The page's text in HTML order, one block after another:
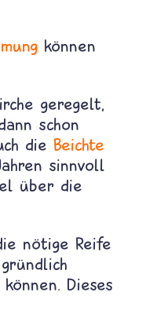
können
geregelt,
schon
die Beichte
sinnvoll
über die
nötige Reife
Dieses